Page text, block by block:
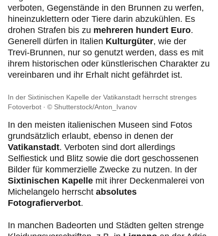
verboten, Gegenstände in den Brunnen zu werfen,
hineinzuklettern oder Tiere darin abzukühlen. Es
drohen Strafen bis zu mehreren hundert Euro.
Generell dürfen in Italien Kulturgüter, wie der
Trevi-Brunnen, nur so genutzt werden, dass es mit
ihrem historischen oder künstlerischen Charakter zu
vereinbaren und ihr Erhalt nicht gefährdet ist.
In der Sixtinischen Kapelle der Vatikanstadt herrscht strenges
Fotoverbot
© Shutterstock/Anton_Ivanov
In den meisten italienischen Museen sind Fotos
grundsätzlich erlaubt, ebenso in denen der
Vatikanstadt. Verboten sind dort allerdings
Selfiestick und Blitz sowie die dort geschossenen
Bilder für kommerzielle Zwecke zu nutzen. In der
Sixtinischen Kapelle mit ihrer Deckenmalerei von
Michelangelo herrscht absolutes
Fotografierverbot.
In manchen Badeorten und Städten gelten strenge